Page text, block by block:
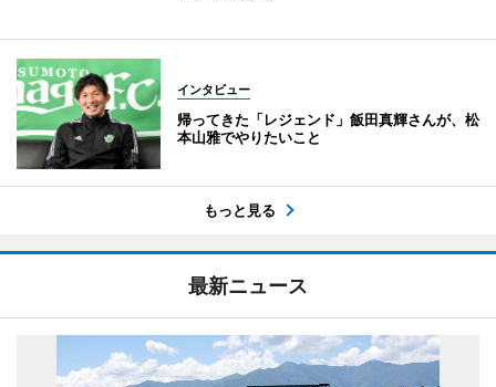
インタビュー
帰ってきた「レジェンド」飯田真輝さんが、松
本山雅でやりたいこと
もっと見る
最新ニュース